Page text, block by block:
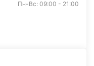
Пн-Вс: 09:00 - 21:00